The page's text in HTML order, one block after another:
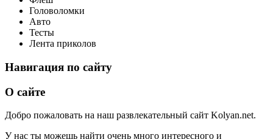
Головоломки
Авто
Тесты
Лента приколов
Навигация по сайту
О сайте
Добро пожаловать на наш развлекательный сайт Kolyan.net.
У нас ты можешь найти очень много интересного и